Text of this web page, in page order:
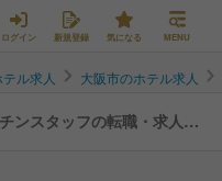
ログイン 新規登録 気になる MENU
ル求人 大阪市のホテル求人
ンスタッフの転職・求人情